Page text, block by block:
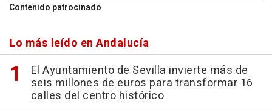
Contenido patrocinado
Lo más leído en Andalucía
El Ayuntamiento de Sevilla invierte más de
seis millones de euros para transformar 16
calles del centro histórico